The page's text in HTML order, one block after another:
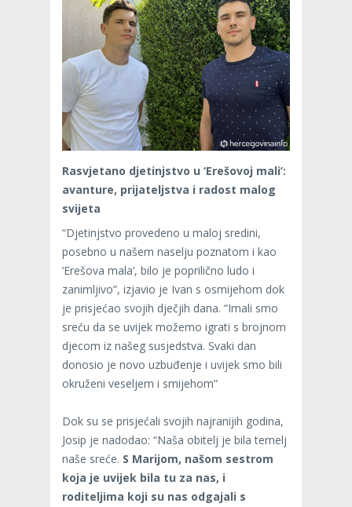
Rasvjetano djetinjstvo u ‘Erešovoj mali’:
avanture, prijateljstva i radost malog
svijeta
“Djetinjstvo provedeno u maloj sredini,
posebno u našem naselju poznatom i kao
‘Erešova mala’, bilo je poprilično ludo i
zanimljivo”, izjavio je Ivan s osmijehom dok
je prisjećao svojih dječjih dana. “Imali smo
sreću da se uvijek možemo igrati s brojnom
djecom iz našeg susjedstva. Svaki dan
donosio je novo uzbuđenje i uvijek smo bili
okruženi veseljem i smijehom”
Dok su se prisjećali svojih najranijih godina,
Josip je nadodao: “Naša obitelj je bila temelj
naše sreće. S Marijom, našom sestrom
koja je uvijek bila tu za nas, i
roditeljima koji su nas odgajali s